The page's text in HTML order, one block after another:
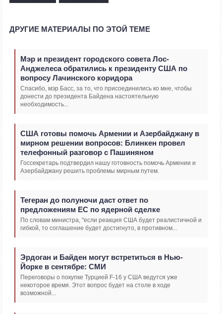
ДРУГИЕ МАТЕРИАЛЫ ПО ЭТОЙ ТЕМЕ
Мэр и президент городского совета Лос-
Анджелеса обратились к президенту США по
вопросу Лачинского коридора
Спасибо, мэр Басс, за то, что присоединились ко мне, чтобы
донести до президента Байдена настоятельную
необходимость...
США готовы помочь Армении и Азербайджану в
мирном решении вопросов: Блинкен провел
телефонный разговор с Пашиняном
Госсекретарь подтвердил нашу готовность помочь Армении и
Азербайджану решить проблемы мирным путем.
Тегеран до полуночи даст ответ по
предложениям ЕС по ядерной сделке
По словам министра, "если реакция США будет реалистичной и
гибкой, то соглашение будет достигнуто, в противном...
Эрдоган и Байден могут встретиться в Нью-
Йорке в сентябре: СМИ
Переговоры о покупке Турцией F-16 у США ведутся уже
некоторое время. Этот вопрос будет на столе в ходе
возможной...